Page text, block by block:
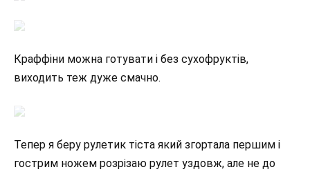
Краффіни можна готувати і без сухофруктів,
виходить теж дуже смачно.
Тепер я беру рулетик тіста який згортала першим і
гострим ножем розрізаю рулет уздовж, але не до